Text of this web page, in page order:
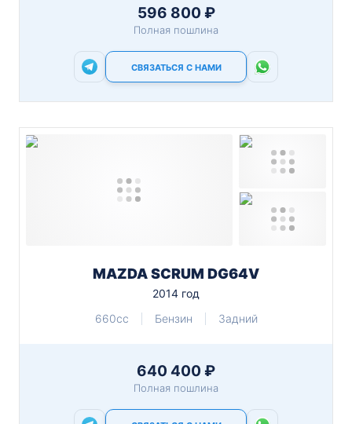
596 800 ₽
Полная пошлина
СВЯЗАТЬСЯ С НАМИ
MAZDA SCRUM DG64V
2014 год
660cc
Бензин Задний
640 400 ₽
Полная пошлина